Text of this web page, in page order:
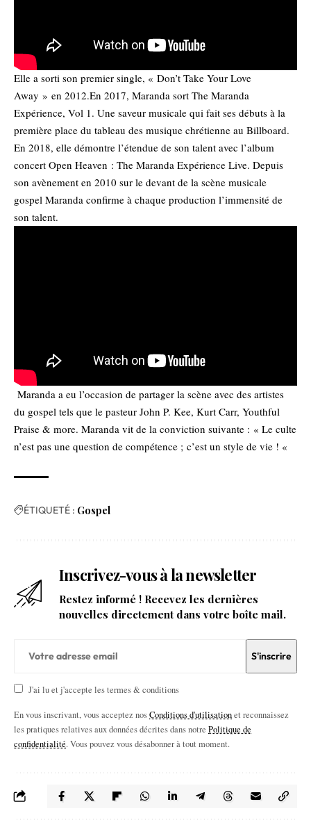
Elle a sorti son premier single, « Don’t Take Your Love
Away » en 2012.En 2017, Maranda sort The Maranda
Expérience, Vol 1. Une saveur musicale qui fait ses débuts à la
première place du tableau des musique chrétienne au Billboard.
En 2018, elle démontre l’étendue de son talent avec l’album
concert Open Heaven : The Maranda Expérience Live. Depuis
son avènement en 2010 sur le devant de la scène musicale
gospel Maranda confirme à chaque production l’immensité de
son talent.
Maranda a eu l’occasion de partager la scène avec des artistes
du gospel tels que le pasteur John P. Kee, Kurt Carr, Youthful
Praise & more. Maranda vit de la conviction suivante : « Le culte
n’est pas une question de compétence ; c’est un style de vie ! «
ÉTIQUETÉ : Gospel
Inscrivez-vous à la newsletter
Restez informé ! Recevez les dernières
nouvelles directement dans votre boîte mail.
J'ai lu et j'accepte les termes & conditions
En vous inscrivant, vous acceptez nosConditions d'utilisationet reconnaissez
les pratiques relatives aux données décrites dans notre Politique de
confidentialité. Vous pouvez vous désabonner à tout moment.